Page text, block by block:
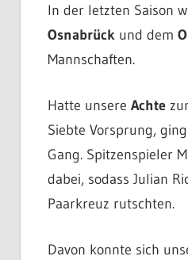
In der letzten Saison
Osnabrückund dem
Mannschaften.
Hatte unsere Achte
Siebte Vorsprung,
Gang. Spitzenspieler
dabei, sodass Julian
Paarkreuz rutschten.
Davon konnte sich